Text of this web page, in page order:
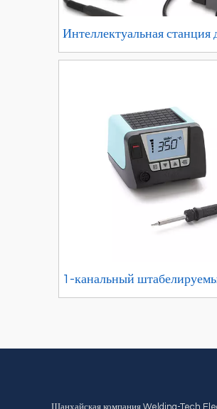
Интеллектуальная станция
пайки QUICK TS2200
1-канальный
серии WT с паяльником